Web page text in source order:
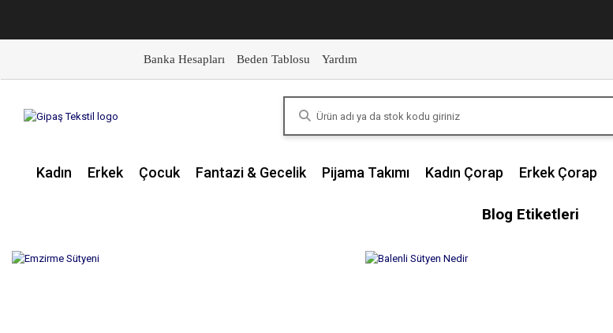
Banka Hesapları Beden Tablosu Yardım
Kadın Erkek Çocuk Fantazi & Gecelik Pijama Takımı Kadın Çorap Erkek Çorap
Blog Etiketleri